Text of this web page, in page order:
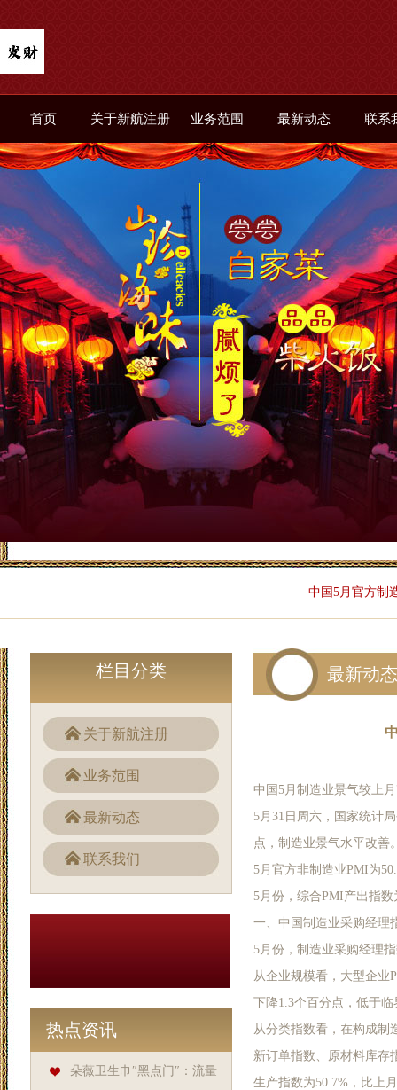
首页 关于新航注册 业务范围 最新动态 联系
中国5月官方制
栏目分类
关于新航注册
业务范围
最新动态
联系我们
热点资讯
朵薇卫生巾″黑点门″：流量
最新动态
中国5月制造业景气较上
5月31日周六，国家统计
点，制造业景气水平改善
5月官方非制造业PMI为
5月份，综合PMI产出指
一、中国制造业采购经理
5月份，制造业采购经理
从企业规模看，大型企业
下降1.3个百分点，低于
从分类指数看，在构成制
新订单指数、原材料库存
生产指数为50.7%，比上